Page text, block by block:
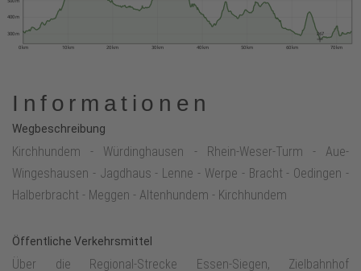
0 km 10 km 20 km 30 km 40 km 50 km 60 km 70 km
300 m
400 m
267
Informationen
Wegbeschreibung
Kirchhundem - Würdinghausen - Rhein-Weser-Turm - Aue-
Wingeshausen - Jagdhaus - Lenne - Werpe - Bracht - Oedingen -
Halberbracht - Meggen - Altenhundem - Kirchhundem
Öffentliche Verkehrsmittel
Über die Regional-Strecke Essen-Siegen, Zielbahnhof